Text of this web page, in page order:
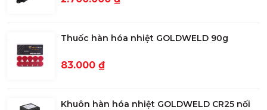
Thuốc hàn hóa nhiệt GOLDWELD 90g
83.000 ₫
Khuôn hàn hóa nhiệt GOLDWELD CR25 nối